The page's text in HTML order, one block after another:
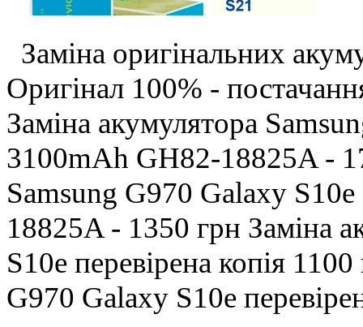
Заміна оригінальних
Оригінал 100% -
Заміна акумулятора
3100mAh GH82-18825A -
Samsung G970 Galaxy
18825A - 1350 грн Заміна
S10e перевірена копія
G970 Galaxy S10e